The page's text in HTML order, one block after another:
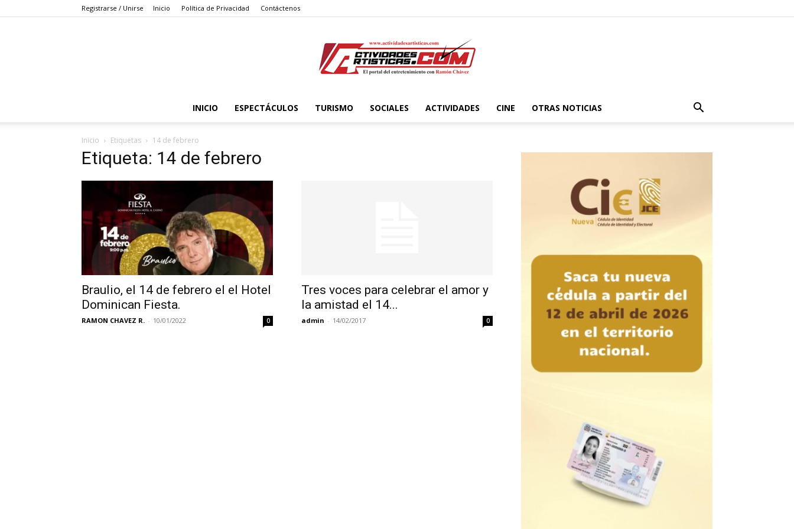
Registrarse / Unirse Inicio Política de Privacidad Contáctenos
Actividadesartisticas.com
INICIO ESPECTÁCULOS TURISMO SOCIALES ACTIVIDADES CINE OTRAS NOTICIAS
Inicio Etiquetas 14 de febrero
Etiqueta: 14 de febrero
Braulio, el 14 de febrero el el Hotel
Dominican Fiesta.
RAMON CHAVEZ R. - 10/01/2022 0
Tres voces para celebrar el amor y
la amistad el 14...
admin - 14/02/2017 0